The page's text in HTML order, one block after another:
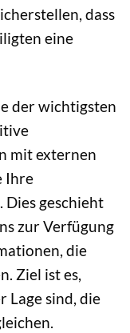
dass
eine
der wichtigsten
mit externen
Ihre
geschieht
zur Verfügung
die
Ziel ist es,
Lage sind, die